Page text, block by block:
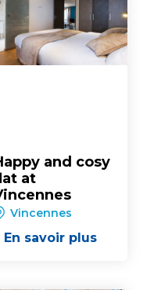
and cosy
at
Vincennes
En savoir plus